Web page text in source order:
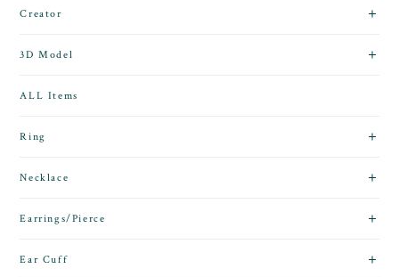
Creator
3D Model
ALL Items
Ring
Necklace
Earrings/Pierce
Ear Cuff